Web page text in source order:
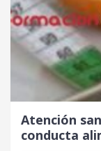
Atención
conducta